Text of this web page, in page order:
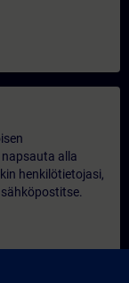
alla
henkilötietojasi,